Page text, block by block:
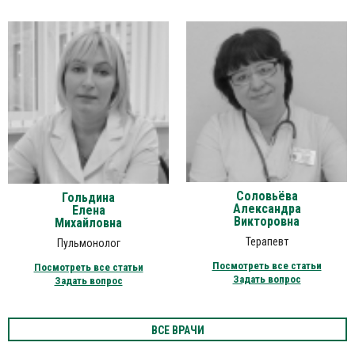
Гольдина
Елена
Михайловна
Пульмонолог
Посмотреть все статьи
Задать вопрос
Соловьёва
Александра
Викторовна
Терапевт
Посмотреть все статьи
Задать вопрос
ВСЕ ВРАЧИ